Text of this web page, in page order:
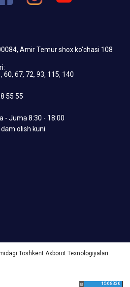
Amir Temur shox ko‘chasi 108
60, 67, 72, 93, 115, 140
55 55
- Juma 8:30 - 18:00
olish kuni
Toshkent Axborot Texnologiyalari